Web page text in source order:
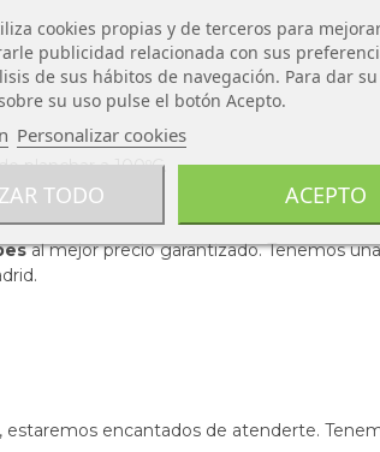
planchar a 100ºC.
al mejor precio garantizado. Tenemos
encantados de atenderte.
cookies propias y de terceros para
publicidad relacionada con sus
de sus hábitos de navegación. Para dar su
su uso pulse el botón Acepto.
Personalizar cookies
TODO ACEPTO